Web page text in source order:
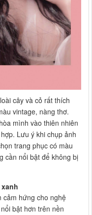
cây và cỏ rất thích
vintage, nàng thơ.
mình vào thiên nhiên
Lưu ý khi chụp ảnh
trang phục có màu
cần nổi bật để không bị
cảm hứng cho nghệ
bật hơn trên nền